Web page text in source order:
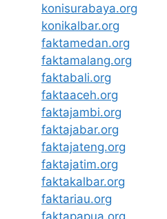
konisurabaya.org
konikalbar.org
faktamedan.org
faktamalang.org
faktabali.org
faktaaceh.org
faktajambi.org
faktajabar.org
faktajateng.org
faktajatim.org
faktakalbar.org
faktariau.org
faktapapua.org